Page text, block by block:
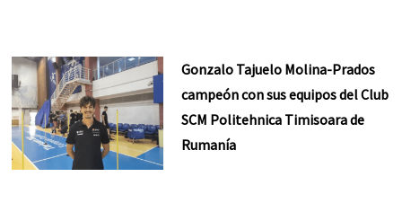
Gonzalo Tajuelo Molina-Prados
campeón con sus equipos del Club
SCM Politehnica Timisoara de
Rumanía